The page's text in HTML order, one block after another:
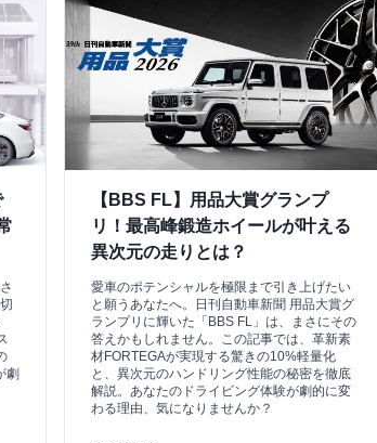
劇
【BBS FL】用品大賞グランプ
リ！最高峰鍛造ホイールが叶える
異次元の走りとは？
愛車のポテンシャルを極限まで引き上げたい
と願うあなたへ。日刊自動車新聞 用品大賞グ
ランプリに輝いた「BBS FL」は、まさにその
答えかもしれません。この記事では、革新素
材FORTEGAが実現する驚きの10%軽量化
と、異次元のハンドリング性能の秘密を徹底
解説。あなたのドライビング体験が劇的に変
わる理由、気になりませんか？